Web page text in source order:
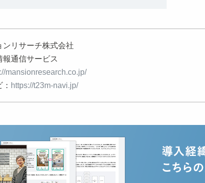
ンリサーチ株式会社
通信サービス
mansionresearch.co.jp/
https://t23m-navi.jp/